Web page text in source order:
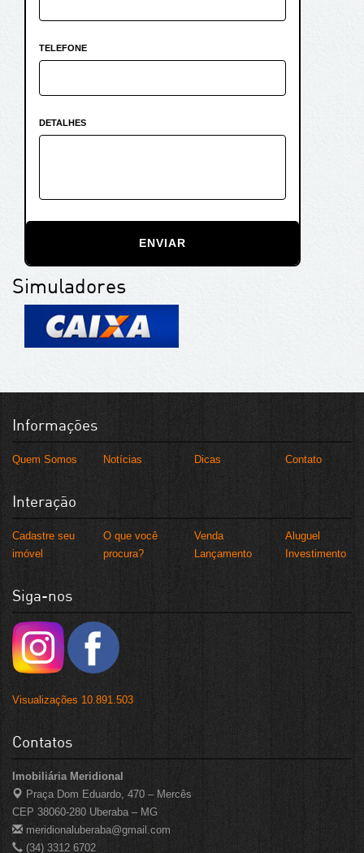
TELEFONE
DETALHES
ENVIAR
Simuladores
Informações
Quem Somos Notícias Dicas Contato
Interação
Cadastre seu
imóvel
O que você
procura?
Venda
Aluguel
Lançamento
Investimento
Siga-nos
Visualizações 10.891.503
Contatos
Imobiliária Meridional
Praça Dom Eduardo, 470 – Mercês
CEP 38060-280 Uberaba – MG
meridionaluberaba@gmail.com
(34) 3312 6702